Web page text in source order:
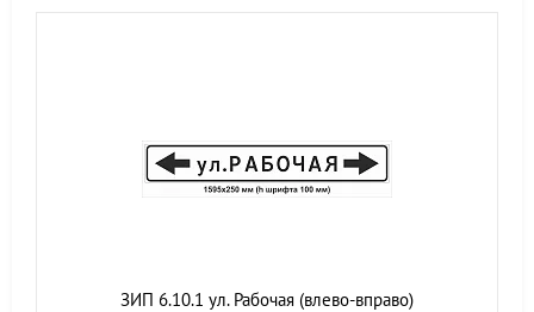
ЗИП 6.10.1 ул. Рабочая (влево-вправо)